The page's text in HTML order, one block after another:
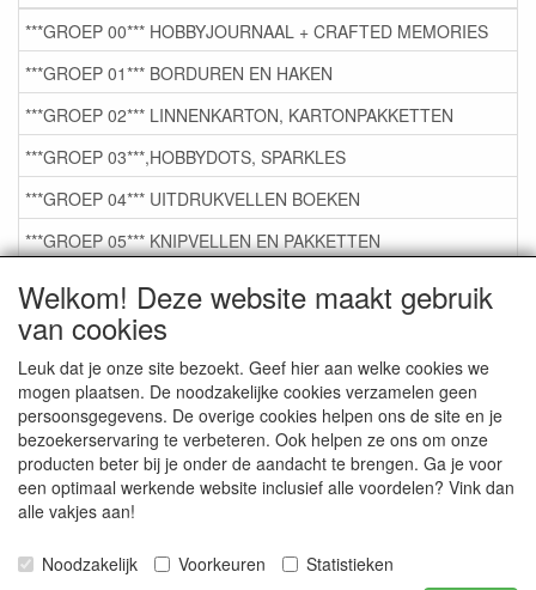
Welkom! Deze website maakt gebruik
van cookies
Leuk dat je onze site bezoekt. Geef hier aan welke cookies we
mogen plaatsen. De noodzakelijke cookies verzamelen geen
persoonsgegevens. De overige cookies helpen ons de site en je
bezoekerservaring te verbeteren. Ook helpen ze ons om onze
producten beter bij je onder de aandacht te brengen. Ga je voor
een optimaal werkende website inclusief alle voordelen? Vink dan
alle vakjes aan!
Noodzakelijk Voorkeuren
Statistieken
***GROEP 00*** HOBBYJOURNAAL + CRAFTED MEMORIES
***GROEP 01*** BORDUREN EN HAKEN
***GROEP 02*** LINNENKARTON, KARTONPAKKETTEN
***GROEP 03***,HOBBYDOTS, SPARKLES
***GROEP 04*** UITDRUKVELLEN BOEKEN
***GROEP 05*** KNIPVELLEN EN PAKKETTEN
***GROEP 06*** TAPE/LIJM SNIJMALLEN STEMPELS
***GROEP 07*** KAARTEN +SCRAP TOEBEHOREN
***GROEP 08*** TEKENEN EN KLEUREN, GELPEN,MARKER
***GROEP 09*** KRALEN EN TOEBEHOREN
***GROEP 10*** WENSKAARTEN MET ENV. €0,75
Service
Artikelgroepen